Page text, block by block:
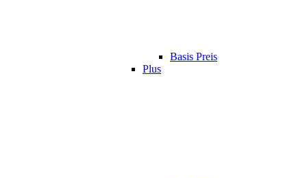
Basis Preis
Plus